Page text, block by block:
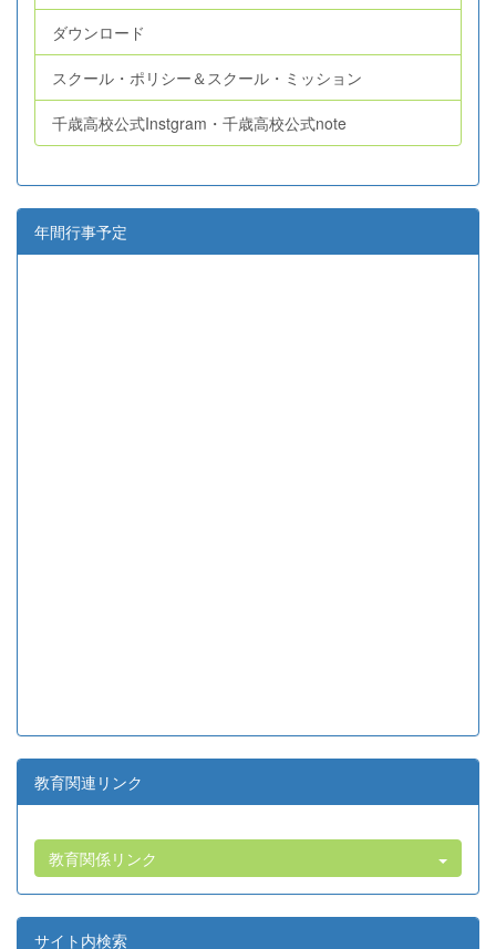
ダウンロード
スクール・ポリシー＆スクール・ミッション
千歳高校公式Instgram・千歳高校公式note
年間行事予定
教育関連リンク
教育関係リンク
サイト内検索